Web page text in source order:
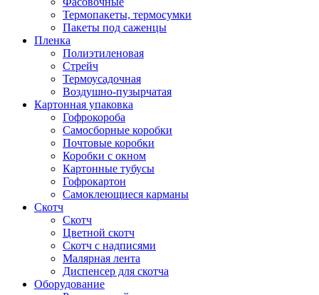
Термопакеты, термосумки
Пакеты под саженцы
Пленка
Полиэтиленовая
Стрейч
Термоусадочная
Воздушно-пузырчатая
Картонная упаковка
Гофрокороба
Самосборные коробки
Почтовые коробки
Коробки с окном
Картонные тубусы
Гофрокартон
Самоклеющиеся карманы
Скотч
Скотч
Цветной скотч
Скотч с надписями
Малярная лента
Диспенсер для скотча
Оборудование